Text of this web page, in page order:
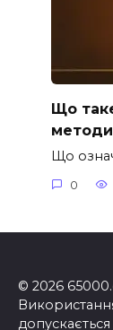
Що
методи
Що
0
© 2026